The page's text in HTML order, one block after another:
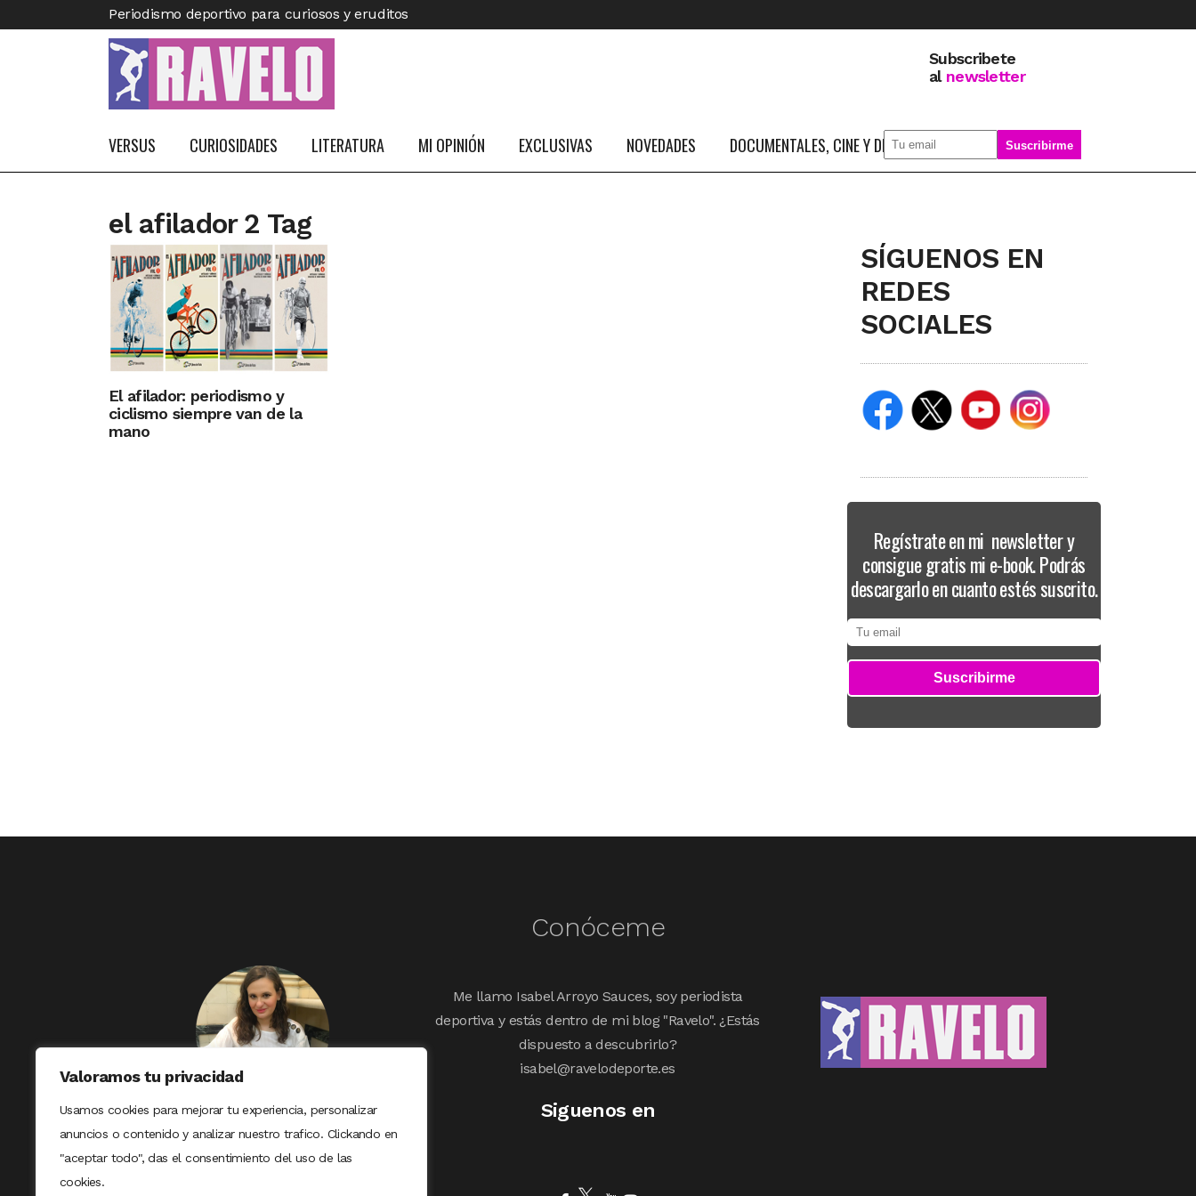
Valoramos tu privacidad
Usamos cookies para mejorar tu experiencia, personalizar
anuncios o contenido y analizar nuestro trafico. Clickando en
"aceptar todo", das el consentimiento del uso de las
cookies.
Periodismo deportivo para curiosos y eruditos
Subscribete
al newsletter
VERSUS CURIOSIDADES LITERATURA MI OPINIÓN EXCLUSIVAS NOVEDADES DOCUMENTALES, CINE Y DEPORTE SOBRE MÍ
el afilador 2 Tag
El afilador: periodismo y
ciclismo siempre van de la
mano
SÍGUENOS EN
REDES
SOCIALES
Regístrate en mi newsletter y
consigue gratis mi e-book. Podrás
descargarlo en cuanto estés suscrito.
Conóceme
Me llamo Isabel Arroyo Sauces, soy periodista
deportiva y estás dentro de mi blog "Ravelo". ¿Estás
dispuesto a descubrirlo?
isabel@ravelodeporte.es
Siguenos en